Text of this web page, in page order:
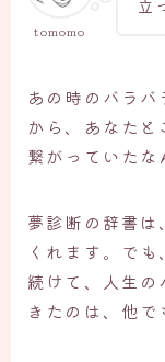
tomomo
あの時のバラ
から、あなた
繋がっていたな
夢診断の辞書は
くれます。で
続けて、人生
きたのは、他で